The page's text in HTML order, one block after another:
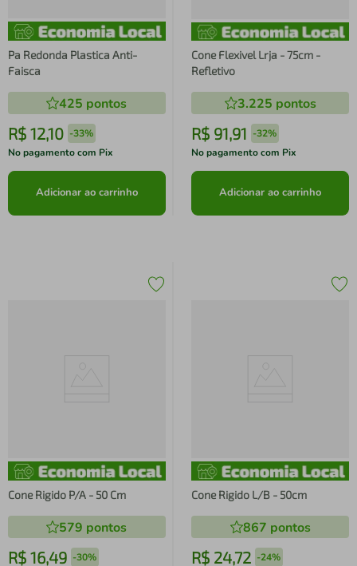
Pa Redonda Plastica Anti-
Faisca
425 pontos
R$ 12,10 -33%
No pagamento com Pix
Adicionar ao carrinho
Cone Flexivel Lrja - 75cm -
Refletivo
3.225 pontos
R$ 91,91 -32%
No pagamento com Pix
Adicionar ao carrinho
Cone Rigido P/A - 50 Cm
579 pontos
R$ 16,49 -30%
Cone Rigido L/B - 50cm
867 pontos
R$ 24,72 -24%